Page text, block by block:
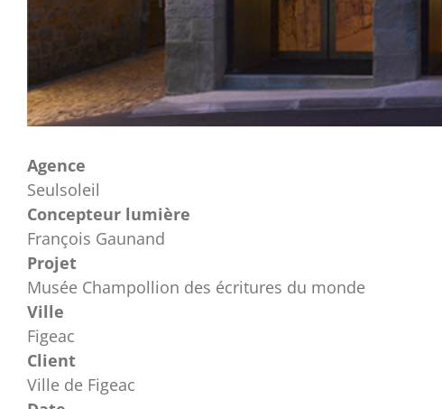
Agence
Seulsoleil
Concepteur lumière
François Gaunand
Projet
Musée Champollion des écritures du monde
Ville
Figeac
Client
Ville de Figeac